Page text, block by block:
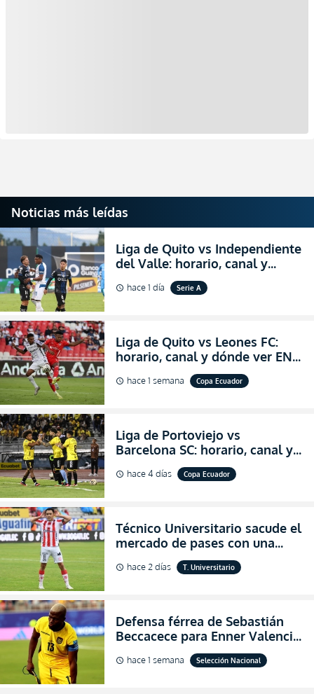
Noticias más leídas
Liga de Quito vs Independiente
del Valle: horario, canal y
dónde ver EN VIVO el
partidazo por la fecha 24 de la
schedule hace 1 día Serie A
Liga de Quito vs Leones FC:
horario, canal y dónde ver EN
VIVO los octavos de final de la
Copa Ecuador 2026
schedule hace 1 semana Copa Ecuador
Liga de Portoviejo vs
Barcelona SC: horario, canal y
dónde ver EN VIVO los octavos
de final de la Copa Ecuador
schedule hace 4 días Copa Ecuador
Técnico Universitario sacude el
mercado de pases con una
verdadera revolución para
asegurar la permanencia
schedule hace 2 días T. Universitario
Defensa férrea de Sebastián
Beccacece para Enner Valencia
al indicar que era el hombre
indicado para Ecuador
schedule hace 1 semana Selección Nacional